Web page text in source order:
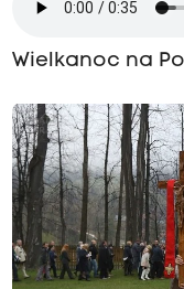
Wielkanoc na